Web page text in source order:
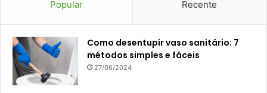
Popular Recente
Como desentupir vaso sanitário: 7
métodos simples e fáceis
27/06/2024